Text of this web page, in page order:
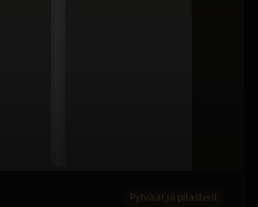
Pylväät ja pilasterit